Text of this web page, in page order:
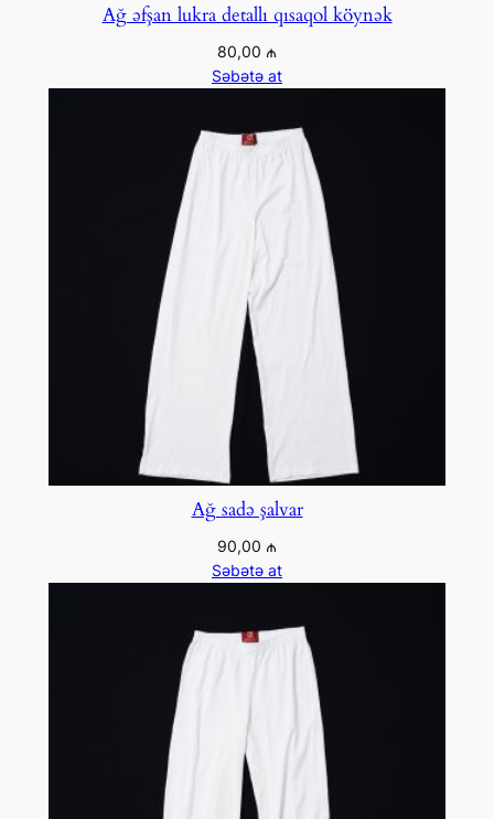
Ağ əfşan lukra detallı qısaqol köynək
80,00 ₼
Səbətə at
Ağ sadə şalvar
90,00 ₼
Səbətə at